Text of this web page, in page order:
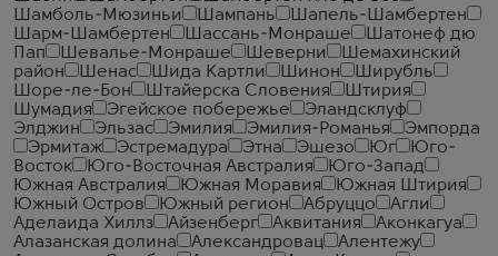
Шамболь-Мюзиньи
Шампань
Шапель-Шамбертен
Шарм-Шамбертен
Шассань-Монраше
Шатонеф дю
Пап
Шевалье-Монраше Шеверни
Шемахинский
район
Шенас Шида Картли Шинон
Ширубль
Шоре-ле-Бон
Штайерска Словения
Штирия
Шумадия
Эгейское побережье
Эландсклуф
Элджин
Эльзас Эмилия Эмилия-Романья
Эмпорда
Эрмитаж
Эстремадура Этна Эшезо Юг
Юго-
Восток
Юго-Восточная Австралия
Юго-Запад
Южная Австралия
Южная Моравия
Южная Штирия
Южный Остров
Южный регион Абруццо
Агли
Аделаида Хиллз
Айзенберг Аквитания
Аконкагуа
Алазанская долина
Александровац
Алентежу